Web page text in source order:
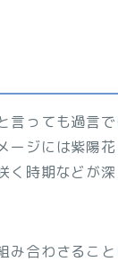
言っても過言
ージには紫陽
く時期などが
み合わさるこ